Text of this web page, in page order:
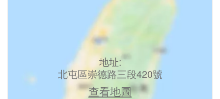
地址:
北屯區崇德路三段420號
查看地圖